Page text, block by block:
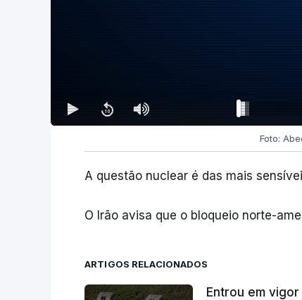
Foto:
A questão nuclear é das mais
O Irão avisa que o bloqueio norte-
ARTIGOS RELACIONADOS
Entrou em